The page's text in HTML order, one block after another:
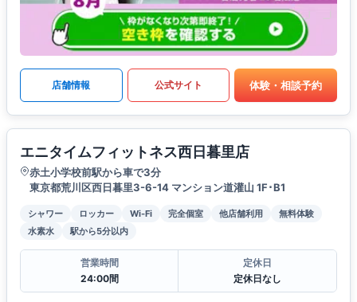
店舗情報 公式サイト 体験・相談予約
エニタイムフィットネス西日暮里店
赤土小学校前駅から車で3分
東京都荒川区西日暮里3-6-14 マンション道灌山 1F･B1
シャワー ロッカー Wi-Fi 完全個室 他店舗利用
無料体験
水素水
駅から5分以内
営業時間
24:00間
定休日
定休日なし